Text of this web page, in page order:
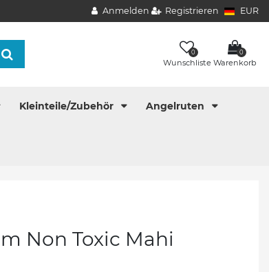
Anmelden Registrieren EUR
0
Wunschliste
0
Warenkorb
Kleinteile/Zubehör Angelruten
Non Toxic Mahi